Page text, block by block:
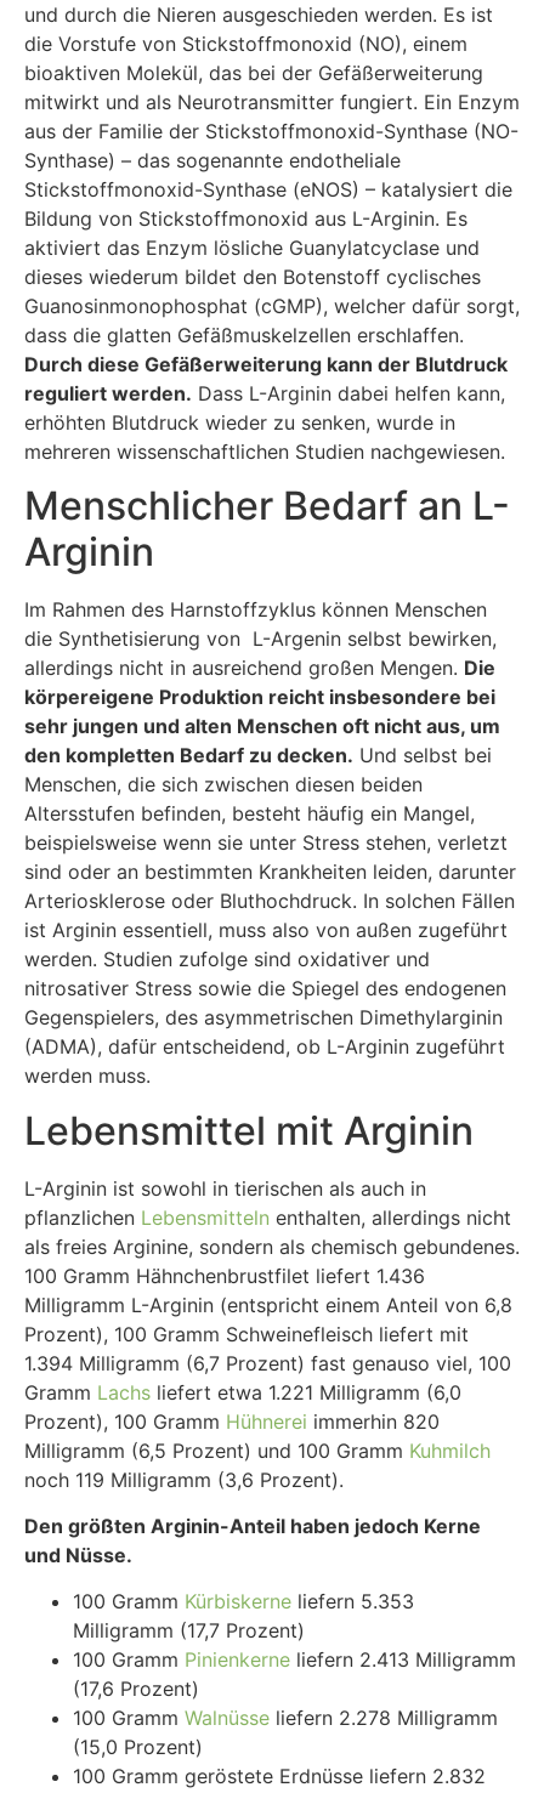
und durch die Nieren ausgeschieden werden. Es ist
die Vorstufe von Stickstoffmonoxid (NO), einem
bioaktiven Molekül, das bei der Gefäßerweiterung
mitwirkt und als Neurotransmitter fungiert. Ein Enzym
aus der Familie der Stickstoffmonoxid-Synthase (NO-
Synthase) – das sogenannte endotheliale
Stickstoffmonoxid-Synthase (eNOS) – katalysiert die
Bildung von Stickstoffmonoxid aus L-Arginin. Es
aktiviert das Enzym lösliche Guanylatcyclase und
dieses wiederum bildet den Botenstoff cyclisches
Guanosinmonophosphat (cGMP), welcher dafür sorgt,
dass die glatten Gefäßmuskelzellen erschlaffen.
Durch diese Gefäßerweiterung kann der Blutdruck
reguliert werden. Dass L-Arginin dabei helfen kann,
erhöhten Blutdruck wieder zu senken, wurde in
mehreren wissenschaftlichen Studien nachgewiesen.
Menschlicher Bedarf an L-
Arginin
Im Rahmen des Harnstoffzyklus können Menschen
die Synthetisierung von L-Argenin selbst bewirken,
allerdings nicht in ausreichend großen Mengen. Die
körpereigene Produktion reicht insbesondere bei
sehr jungen und alten Menschen oft nicht aus, um
den kompletten Bedarf zu decken. Und selbst bei
Menschen, die sich zwischen diesen beiden
Altersstufen befinden, besteht häufig ein Mangel,
beispielsweise wenn sie unter Stress stehen, verletzt
sind oder an bestimmten Krankheiten leiden, darunter
Arteriosklerose oder Bluthochdruck. In solchen Fällen
ist Arginin essentiell, muss also von außen zugeführt
werden. Studien zufolge sind oxidativer und
nitrosativer Stress sowie die Spiegel des endogenen
Gegenspielers, des asymmetrischen Dimethylarginin
(ADMA), dafür entscheidend, ob L-Arginin zugeführt
werden muss.
Lebensmittel mit Arginin
L-Arginin ist sowohl in tierischen als auch in
pflanzlichen Lebensmitteln enthalten, allerdings nicht
als freies Arginine, sondern als chemisch gebundenes.
100 Gramm Hähnchenbrustfilet liefert 1.436
Milligramm L-Arginin (entspricht einem Anteil von 6,8
Prozent), 100 Gramm Schweinefleisch liefert mit
1.394 Milligramm (6,7 Prozent) fast genauso viel, 100
Gramm Lachs liefert etwa 1.221 Milligramm (6,0
Prozent), 100 Gramm Hühnerei immerhin 820
Milligramm (6,5 Prozent) und 100 Gramm Kuhmilch
noch 119 Milligramm (3,6 Prozent).
Den größten Arginin-Anteil haben jedoch Kerne
und Nüsse.
100 Gramm Kürbiskerne liefern 5.353
Milligramm (17,7 Prozent)
100 Gramm Pinienkerne liefern 2.413 Milligramm
(17,6 Prozent)
100 Gramm Walnüsse liefern 2.278 Milligramm
(15,0 Prozent)
100 Gramm geröstete Erdnüsse liefern 2.832